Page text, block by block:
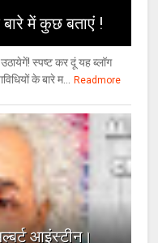
में कुछ बताएं !
स्पष्ट कर दूं यह ब्लॉग
के बारे म...
Readmore
आइंस्टीन।